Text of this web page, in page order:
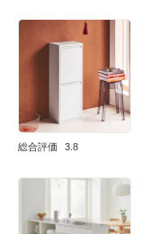
総合評価 3.8